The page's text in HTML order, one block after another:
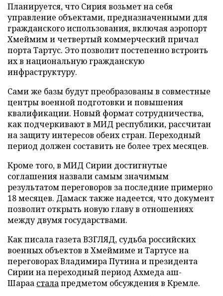
Планируется, что Сирия возьмет на себя
управление объектами, предназначенными для
гражданского использования, включая аэропорт
Хмеймим и четвертый коммерческий причал
порта Тартус. Это позволит постепенно встроить
их в национальную гражданскую
инфраструктуру.
Сами же базы будут преобразованы в совместные
центры военной подготовки и повышения
квалификации. Новый формат сотрудничества,
как подчеркивают в МИД республики, рассчитан
на защиту интересов обеих стран. Переходный
период должен составить не более трех месяцев.
Кроме того, в МИД Сирии достигнутые
соглашения назвали самым значимым
результатом переговоров за последние примерно
18 месяцев. Дамаск также надеется, что документ
позволит открыть новую главу в отношениях
между двумя государствами.
Как писала газета ВЗГЛЯД, судьба российских
военных объектов в Хмеймиме и Тартусе на
переговорах Владимира Путина и президента
Сирии на переходный период Ахмеда аш-
Шараа сталапредметом обсуждения в Кремле.